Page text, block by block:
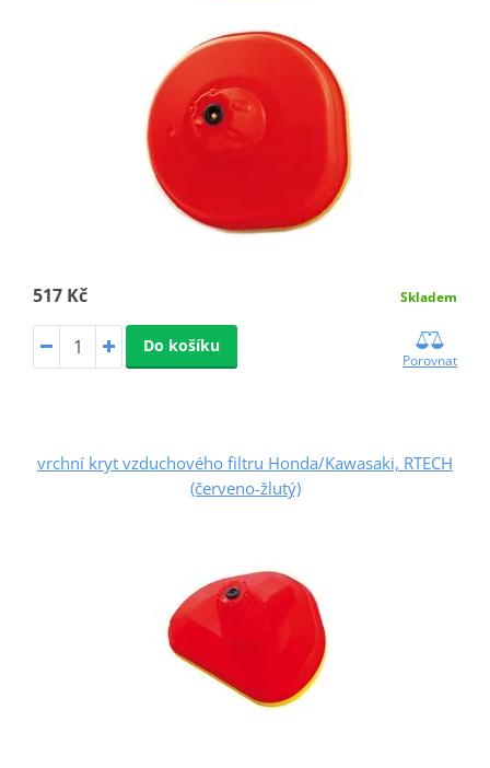
517 Kč Skladem
Do košíku
Porovnat
vrchní kryt vzduchového filtru Honda/Kawasaki, RTECH
(červeno-žlutý)